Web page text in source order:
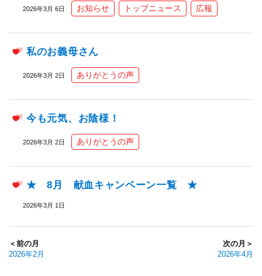
2026年3月 6日 お知らせ トップニュース 広報
私のお義母さん
2026年3月 2日 ありがとうの声
今も元気、お陰様！
2026年3月 2日 ありがとうの声
★ 8月 献血キャンペーン一覧 ★
2026年3月 1日
＜前の月
2026年2月
次の月＞
2026年4月